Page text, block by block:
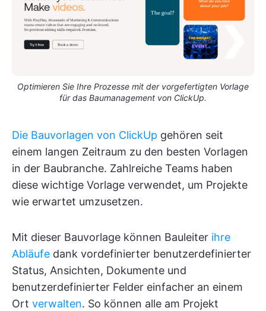
Optimieren Sie Ihre Prozesse mit der vorgefertigten Vorlage
für das Baumanagement von ClickUp.
Die Bauvorlagen von ClickUp gehören seit
einem langen Zeitraum zu den besten Vorlagen
in der Baubranche. Zahlreiche Teams haben
diese wichtige Vorlage verwendet, um Projekte
wie erwartet umzusetzen.
Mit dieser Bauvorlage können Bauleiter ihre
Abläufe dank vordefinierter benutzerdefinierter
Status, Ansichten, Dokumente und
benutzerdefinierter Felder einfacher an einem
Ort verwalten. So können alle am Projekt